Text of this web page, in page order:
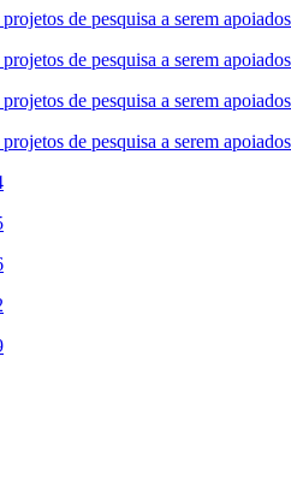
de pesquisa a serem
de pesquisa a serem
de pesquisa a serem
de pesquisa a serem